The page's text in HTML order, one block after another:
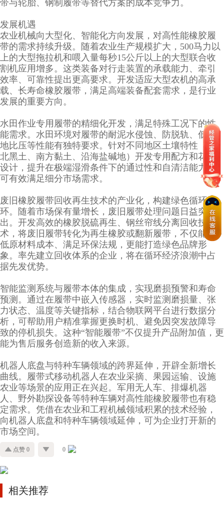
带与轮胎、钢制履带等替代方案的成本竞争力。
发展机遇
农业机械向大型化、智能化方向发展，对高性能橡胶履
带的需求持续升级。随着农业生产规模扩大，500马力以
上的大型拖拉机和喂入量每秒15公斤以上的大型联合收
割机应用增多。这类装备对行走装置的承载能力、牵引
效率、可靠性提出更高要求。开发适应大型农机的高承
载、长寿命橡胶履带，满足高端装备配套需求，是行业
发展的重要方向。
水田作业专用履带的精细化开发，满足特殊工况下的性
能需求。水田环境对履带的耐泥水侵蚀、防脱轨、低接
地比压等性能有独特要求。针对不同地区土壤特性（东
北黑土、南方黏土、沿海盐碱地）开发专用配方和花纹
设计，提升在极端湿滑条件下的通过性和自清洁能力，
可有效满足细分市场需求。
废旧橡胶履带回收再生技术的产业化，构建绿色循环闭
环。随着市场保有量增长，废旧履带处理问题日益突
出。开发高效的橡胶脱硫再生、钢丝帘线分离回收技
术，将废旧履带转化为再生橡胶或翻新履带，不仅能降
低原材料成本、满足环保法规，更能打造绿色品牌形
象。率先建立回收体系的企业，将在循环经济浪潮中占
据先发优势。
智能监测系统与履带本体的集成，实现磨损预警和寿命
预测。通过在履带中嵌入传感器，实时监测磨损量、张
力状态、温度等关键指标，结合物联网平台进行数据分
析，可帮助用户精准掌握更换时机、避免因突发故障导
致的停机损失。这种“智能履带”不仅提升产品附加值，更
能为售后服务创造新的收入来源。
机器人底盘与特种车辆领域的跨界延伸，开辟全新增长
曲线。履带式移动机器人在农业采摘、果园运输、设施
农业等场景的应用正在兴起。军用无人车、排爆机器
人、野外勘探设备等特种车辆对高性能橡胶履带也有稳
定需求。凭借在农业和工程机械领域积累的技术经验，
向机器人底盘和特种车辆领域延伸，可为企业打开新的
市场空间。
点赞 0 0
相关推荐